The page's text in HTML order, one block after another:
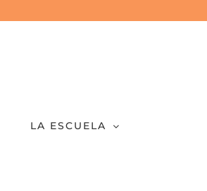
LA ESCUELA